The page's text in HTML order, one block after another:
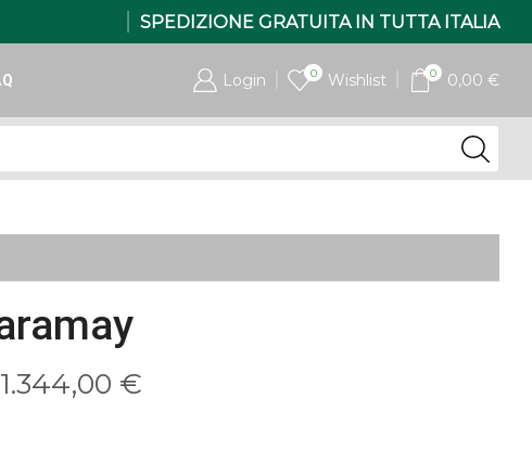
SPEDIZIONE GRATUITA IN TUTTA ITALIA
Login 0 Wishlist 0 0,00 €
1.344,00 €